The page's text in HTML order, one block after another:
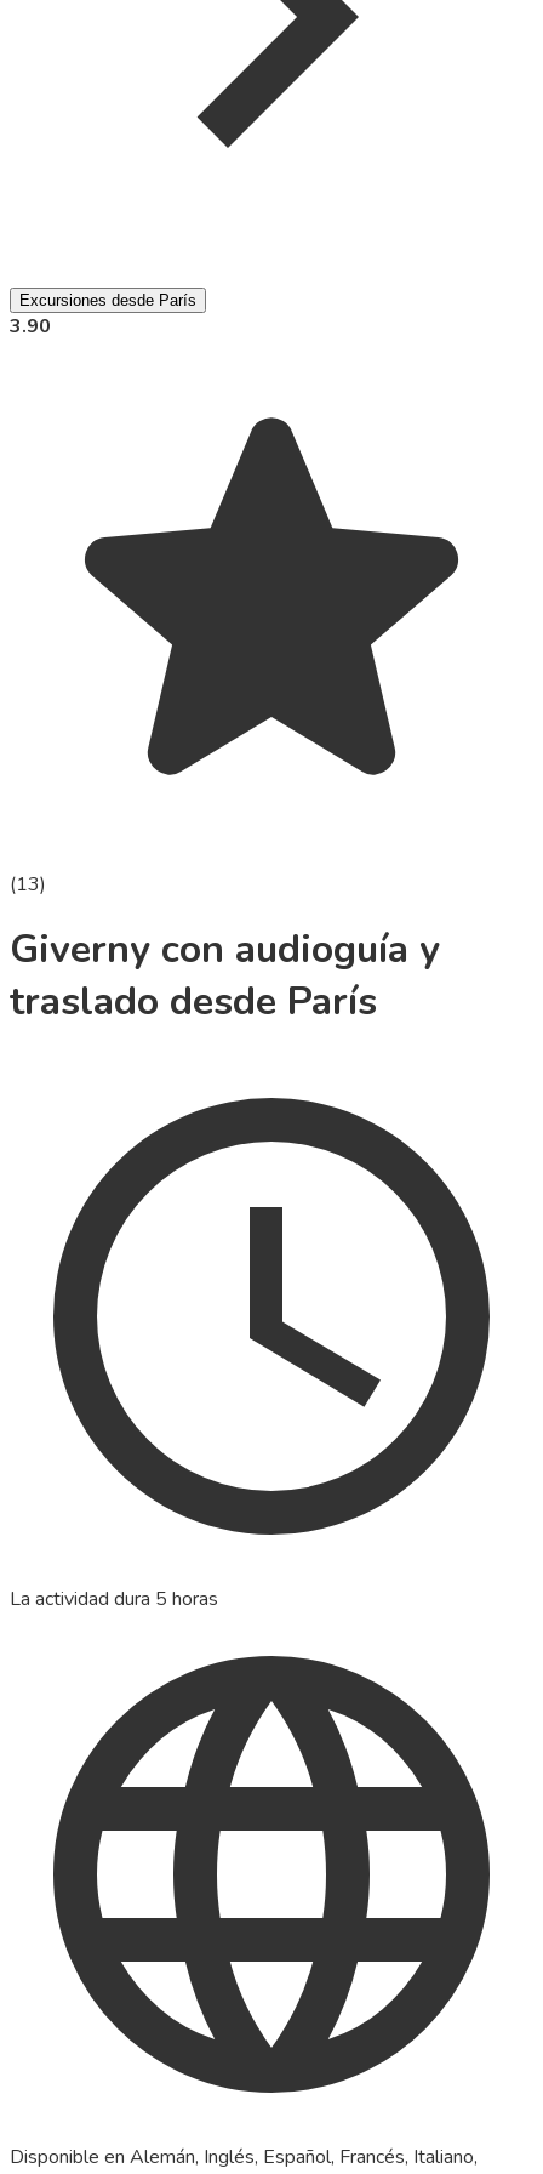
Excursiones desde París
3.90
(13)
Giverny con audioguía y
traslado desde París
La actividad dura 5 horas
Disponible en Alemán, Inglés, Español, Francés, Italiano,